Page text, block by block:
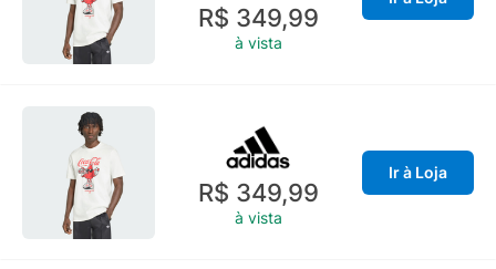
R$ 349,99
à vista
R$ 349,99
à vista
Ir à Loja